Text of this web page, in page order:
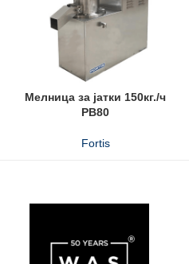
Мелница за јатки 150кг./ч
PB80
Fortis